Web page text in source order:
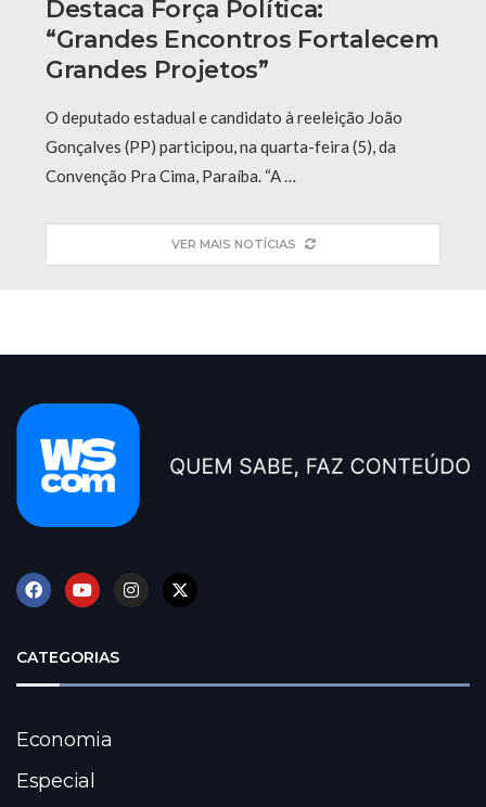
Destaca Força Política:
“grandes Encontros Fortalecem
Grandes Projetos”
O deputado estadual e candidato à reeleição João
Gonçalves (PP) participou, na quarta-feira (5), da
Convenção Pra Cima, Paraíba. “A …
VER MAIS NOTÍCIAS
CATEGORIAS
Economia
Especial